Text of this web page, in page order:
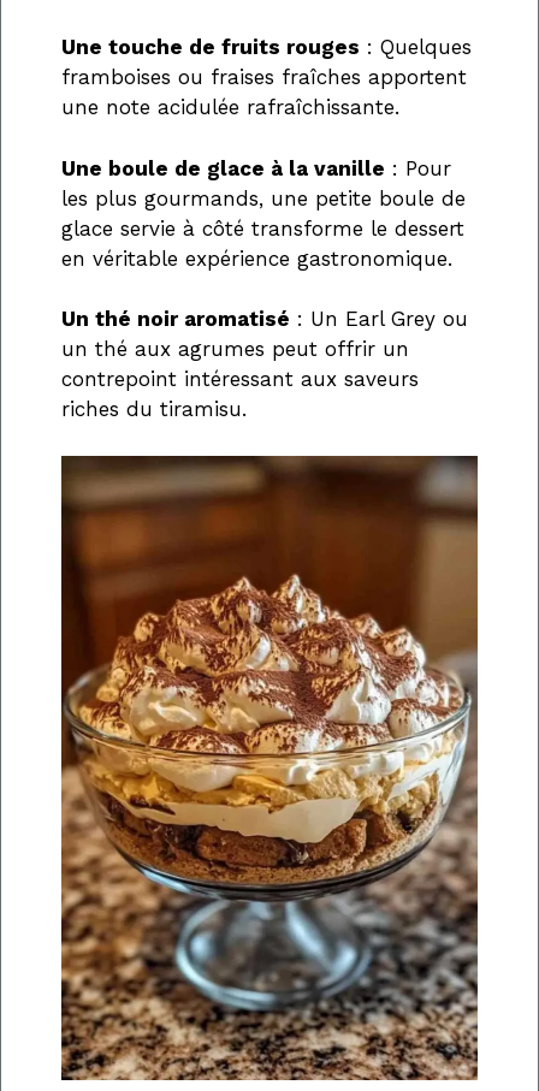
Une touche de fruits rouges : Quelques
framboises ou fraises fraîches apportent
une note acidulée rafraîchissante.
Une boule de glace à la vanille : Pour
les plus gourmands, une petite boule de
glace servie à côté transforme le dessert
en véritable expérience gastronomique.
Un thé noir aromatisé : Un Earl Grey ou
un thé aux agrumes peut offrir un
contrepoint intéressant aux saveurs
riches du tiramisu.